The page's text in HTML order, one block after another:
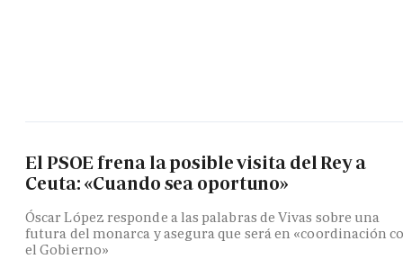
El PSOE frena la posible visita del Rey a
Ceuta: «Cuando sea oportuno»
Óscar López responde a las palabras de Vivas sobre una
futura del monarca y asegura que será en «coordinación
el Gobierno»